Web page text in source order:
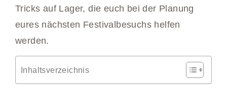
Tricks auf Lager, die euch bei der Planung
eures nächsten Festivalbesuchs helfen
werden.
Inhaltsverzeichnis